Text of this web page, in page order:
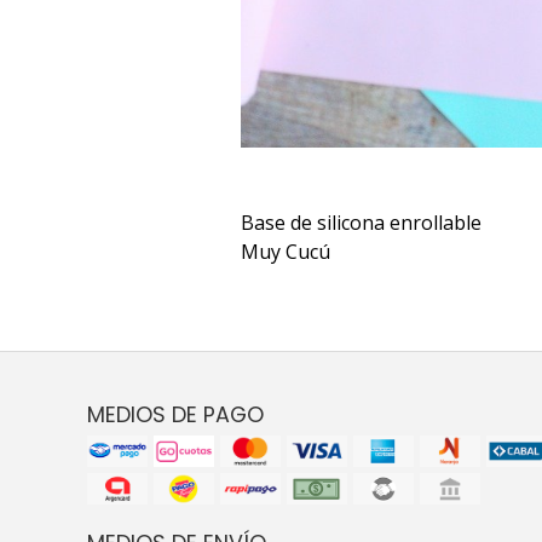
Base de silicona enrollable
Muy Cucú
MEDIOS DE PAGO